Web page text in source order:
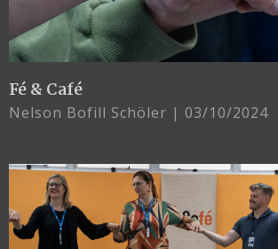
Fé & Café
Nelson Bofill Schöler 03/10/2024